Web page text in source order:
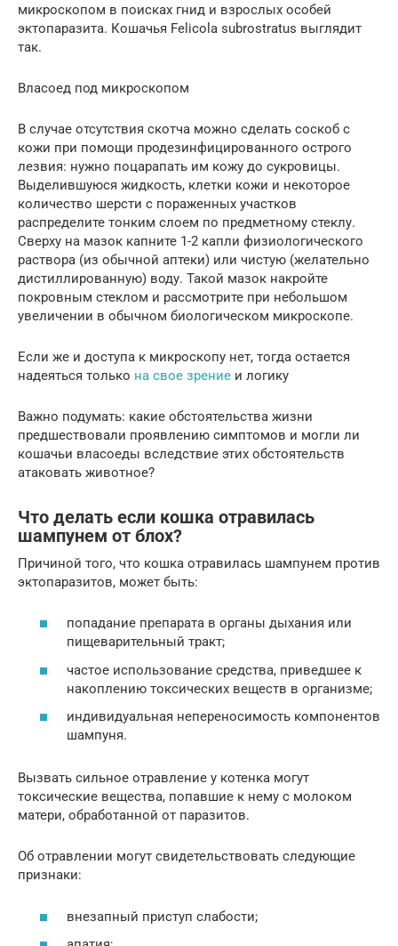
микроскопом в поисках гнид и взрослых особей
эктопаразита. Кошачья Felicola subrostratus выглядит
так.
Власоед под микроскопом
В случае отсутствия скотча можно сделать соскоб с
кожи при помощи продезинфицированного острого
лезвия: нужно поцарапать им кожу до сукровицы.
Выделившуюся жидкость, клетки кожи и некоторое
количество шерсти с пораженных участков
распределите тонким слоем по предметному стеклу.
Сверху на мазок капните 1-2 капли физиологического
раствора (из обычной аптеки) или чистую (желательно
дистиллированную) воду. Такой мазок накройте
покровным стеклом и рассмотрите при небольшом
увеличении в обычном биологическом микроскопе.
Если же и доступа к микроскопу нет, тогда остается
надеяться только на свое зрение и логику
Важно подумать: какие обстоятельства жизни
предшествовали проявлению симптомов и могли ли
кошачьи власоеды вследствие этих обстоятельств
атаковать животное?
Что делать если кошка отравилась
шампунем от блох?
Причиной того, что кошка отравилась шампунем против
эктопаразитов, может быть:
попадание препарата в органы дыхания или
пищеварительный тракт;
частое использование средства, приведшее к
накоплению токсических веществ в организме;
индивидуальная непереносимость компонентов
шампуня.
Вызвать сильное отравление у котенка могут
токсические вещества, попавшие к нему с молоком
матери, обработанной от паразитов.
Об отравлении могут свидетельствовать следующие
признаки:
внезапный приступ слабости;